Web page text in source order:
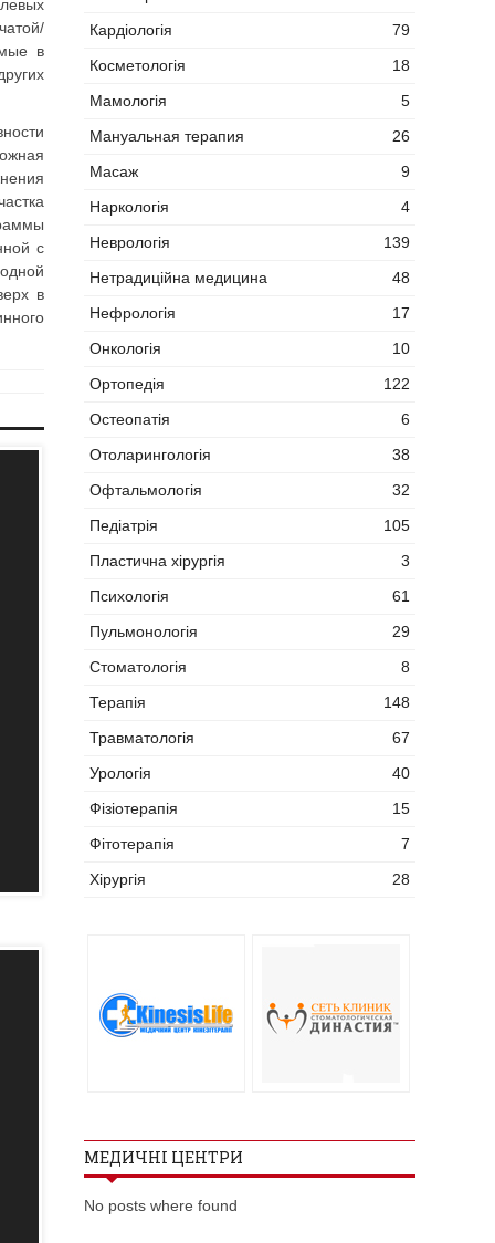
в
с
в
Кардіологія
79
Косметологія
18
Мамологія
5
Мануальная терапия
26
Масаж
9
Наркологія
4
Неврологія
139
Нетрадиційна медицина
48
Нефрологія
17
Онкологія
10
Ортопедія
122
Остеопатія
6
Отоларингологія
38
Офтальмологія
32
Педіатрія
105
Пластична хірургія
3
Психологія
61
Пульмонологія
29
Стоматологія
8
Терапія
148
Травматологія
67
Урологія
40
Фізіотерапія
15
Фітотерапія
7
Хірургія
28
МЕДИЧНІ ЦЕНТРИ
No posts where found